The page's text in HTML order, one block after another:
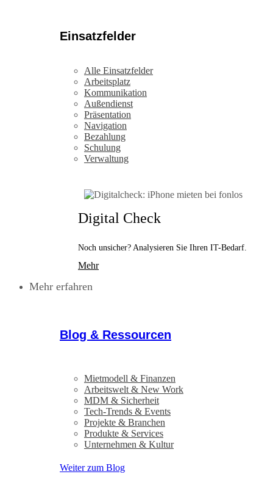
Einsatzfelder
Alle Einsatzfelder
Arbeitsplatz
Kommunikation
Außendienst
Präsentation
Navigation
Bezahlung
Schulung
Verwaltung
Digital Check
Noch unsicher? Analysieren Sie Ihren IT-Bedarf.
Mehr
Mehr erfahren
Blog & Ressourcen
Mietmodell & Finanzen
Arbeitswelt & New Work
MDM & Sicherheit
Tech-Trends & Events
Projekte & Branchen
Produkte & Services
Unternehmen & Kultur
Weiter zum Blog